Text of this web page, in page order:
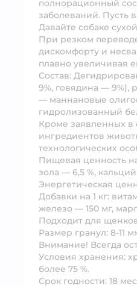
полнорационный
заболеваний. Пусть
Давайте собаке
При резком
дискомфорту и
плавно увеличивая
Состав:
9%, говядина — 9%),
— маннановые
гидролизованный
Кроме заявленных в
ингредиентов
технологических
Пищевая ценность
зола — 6,5 %,
Энергетическая
Добавки на 1 кг:
железо — 150 мг,
Подходит для
Размер гранул: 8-11
Внимание! Всегда
Условия хранения:
более 75 %.
Срок годности: 18